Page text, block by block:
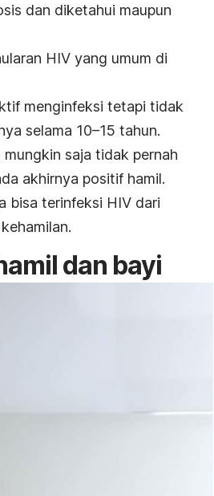
dan diketahui maupun
HIV yang umum di
menginfeksi tetapi tidak
selama 10–15 tahun.
saja tidak pernah
akhirnya positif hamil.
bisa terinfeksi HIV dari
dan bayi